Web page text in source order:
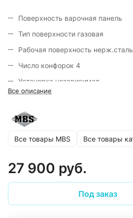
Поверхность варочная панель
Тип поверхности газовая
Рабочая поверхность нерж.сталь
Число конфорок 4
Установка независимая
Все описание
Все товары MBS Все товары
27 900 руб.
Под заказ